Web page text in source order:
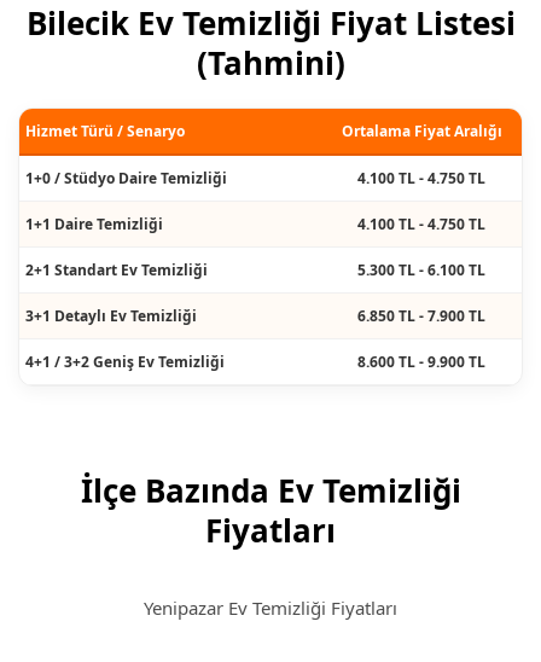
Bilecik Ev Temizliği Fiyat Listesi
(Tahmini)
Hizmet Türü / Senaryo Ortalama Fiyat Aralığı
1+0 / Stüdyo Daire Temizliği 4.100 TL - 4.750 TL
1+1 Daire Temizliği 4.100 TL - 4.750 TL
2+1 Standart Ev Temizliği 5.300 TL - 6.100 TL
3+1 Detaylı Ev Temizliği 6.850 TL - 7.900 TL
4+1 / 3+2 Geniş Ev Temizliği 8.600 TL - 9.900 TL
İlçe Bazında Ev Temizliği
Fiyatları
Yenipazar Ev Temizliği Fiyatları